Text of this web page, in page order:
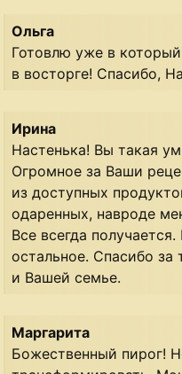
Ольга
Готовлю уже в
в восторге! Спасибо,
Ирина
Настенька! Вы такая
Огромное за Ваши
из доступных
одаренных, навроде
Все всегда
остальное. Спасибо за
и Вашей семье.
Маргарита
Божественный пирог!